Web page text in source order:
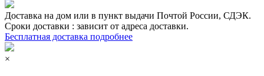
Доставка на дом или в пункт выдачи Почтой России, СДЭК.
Сроки доставки : зависит от адреса доставки.
Бесплатная доставка подробнее
×